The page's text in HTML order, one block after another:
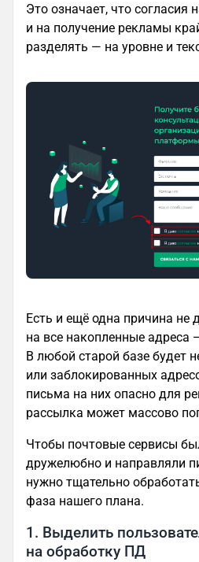
Это означает, что согласия
и на получение рекламы
разделять — на уровне и
Есть и ещё одна причина не
на все накопленные адреса
В любой старой базе будет
или заблокированных
письма на них опасно для
рассылка может массово
Чтобы почтовые сервисы
дружелюбно и направляли
нужно тщательно
фаза нашего плана.
1. Выделить
на обработку ПД